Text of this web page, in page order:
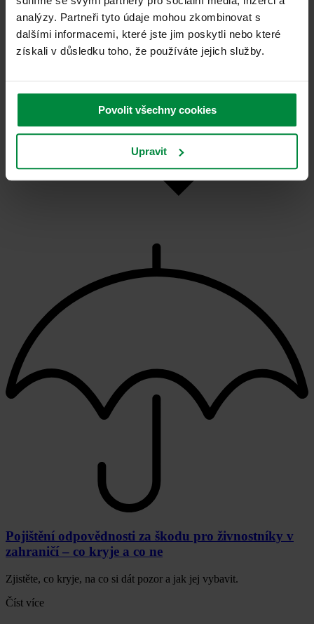
analýzy. Partneři tyto údaje mohou zkombinovat s
dalšími informacemi, které jste jim poskytli nebo které
získali v důsledku toho, že používáte jejich služby.
Povolit všechny cookies
Upravit
Pojištění odpovědnosti za škodu pro živnostníky v
zahraničí – co kryje a co ne
Zjistěte, co kryje, na co si dát pozor a jak jej vybavit.
Číst více